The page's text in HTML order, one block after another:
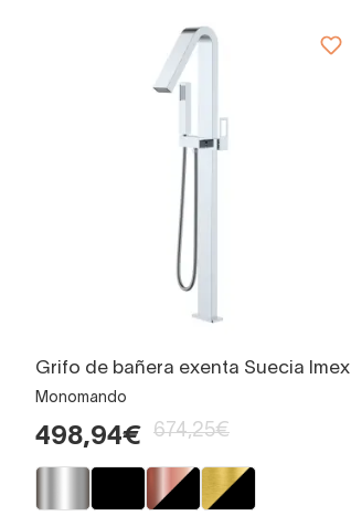
Grifo de bañera exenta Suecia Imex
Monomando
498,94€ 674,25€